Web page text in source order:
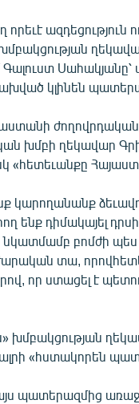
որեւէ
խմբակցության
Սահակյանը՝
կլինեն
ժողովրդական
խմբի ղեկավար
«հետեւանքը
կարողանանք
ենք դիմակայել
բոմժի
տա,
որ ստացել է
խմբակցության
«հստակորեն
պատերազմից